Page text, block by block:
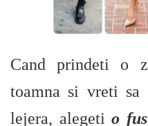
Cand prindeti o
toamna si vreti sa
lejera, alegetio